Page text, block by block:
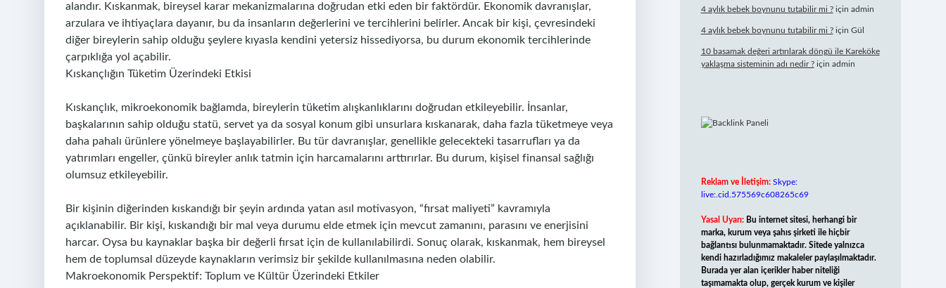
alandır. Kıskanmak, bireysel karar mekanizmalarına doğrudan etki eden bir faktördür. Ekonomik davranışlar,
arzulara ve ihtiyaçlara dayanır, bu da insanların değerlerini ve tercihlerini belirler. Ancak bir kişi, çevresindeki
diğer bireylerin sahip olduğu şeylere kıyasla kendini yetersiz hissediyorsa, bu durum ekonomik tercihlerinde
çarpıklığa yol açabilir.
Kıskançlığın Tüketim Üzerindeki Etkisi
Kıskançlık, mikroekonomik bağlamda, bireylerin tüketim alışkanlıklarını doğrudan etkileyebilir. İnsanlar,
başkalarının sahip olduğu statü, servet ya da sosyal konum gibi unsurlara kıskanarak, daha fazla tüketmeye veya
daha pahalı ürünlere yönelmeye başlayabilirler. Bu tür davranışlar, genellikle gelecekteki tasarrufları ya da
yatırımları engeller, çünkü bireyler anlık tatmin için harcamalarını arttırırlar. Bu durum, kişisel finansal sağlığı
olumsuz etkileyebilir.
Bir kişinin diğerinden kıskandığı bir şeyin ardında yatan asıl motivasyon, “fırsat maliyeti” kavramıyla
açıklanabilir. Bir kişi, kıskandığı bir mal veya durumu elde etmek için mevcut zamanını, parasını ve enerjisini
harcar. Oysa bu kaynaklar başka bir değerli fırsat için de kullanılabilirdi. Sonuç olarak, kıskanmak, hem bireysel
hem de toplumsal düzeyde kaynakların verimsiz bir şekilde kullanılmasına neden olabilir.
Makroekonomik Perspektif: Toplum ve Kültür Üzerindeki Etkiler
4 aylık bebek boynunu tutabilir mi ?için admin
4 aylık bebek boynunu tutabilir mi ?için Gül
10 basamak değeri artırılarak döngü ile Kareköke
yaklaşma sisteminin adı nedir ?için admin
Reklam ve İletişim: Skype:
live:.cid.575569c608265c69
Yasal Uyarı: Bu internet sitesi, herhangi bir
marka, kurum veya şahıs şirketi ile hiçbir
bağlantısı bulunmamaktadır. Sitede yalnızca
kendi hazırladığımız makaleler paylaşılmaktadır.
Burada yer alan içerikler haber niteliği
taşımamakta olup, gerçek kurum ve kişiler